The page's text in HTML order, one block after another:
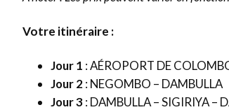
Votre itinéraire :
Jour 1 : AÉROPORT DE
Jour 2: NEGOMBO – DAMBULLA
Jour 3: DAMBULLA – SIGIRIYA –